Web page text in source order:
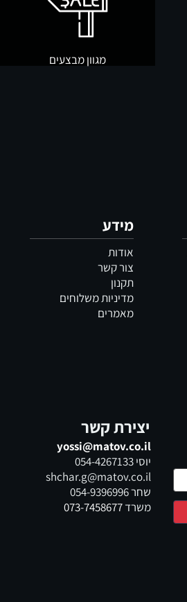
מגוון מבצעים
מידע
אודות
צור קשר
תקנון
מדיניות משלוחים
מאמרים
יצירת קשר
yossi@matov.co.il
יוסי054-4267133
shchar.g@matov.co.il
שחר054-9396996
משרד073-7458677